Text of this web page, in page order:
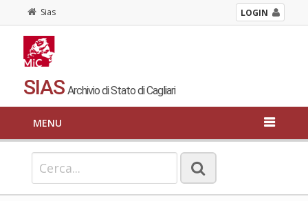
Sias LOGIN
SIAS Archivio di Stato di Cagliari
MENU